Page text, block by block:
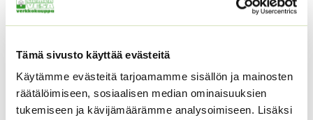
Tämä sivusto käyttää evästeitä
Käytämme evästeitä tarjoamamme sisällön ja mainosten
räätälöimiseen, sosiaalisen median ominaisuuksien
tukemiseen ja kävijämäärämme analysoimiseen. Lisäksi